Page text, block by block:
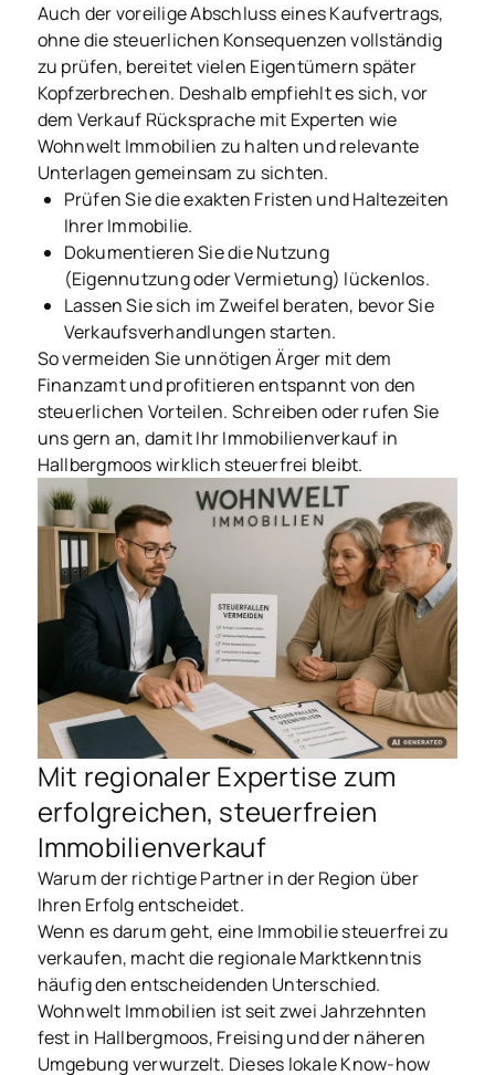
Auch der voreilige Abschluss eines Kaufvertrags,
ohne die steuerlichen Konsequenzen vollständig
zu prüfen, bereitet vielen Eigentümern später
Kopfzerbrechen. Deshalb empfiehlt es sich, vor
dem Verkauf Rücksprache mit Experten wie
Wohnwelt Immobilien zu halten und relevante
Unterlagen gemeinsam zu sichten.
Prüfen Sie die exakten Fristen und Haltezeiten
Ihrer Immobilie.
Dokumentieren Sie die Nutzung
(Eigennutzung oder Vermietung) lückenlos.
Lassen Sie sich im Zweifel beraten, bevor Sie
Verkaufsverhandlungen starten.
So vermeiden Sie unnötigen Ärger mit dem
Finanzamt und profitieren entspannt von den
steuerlichen Vorteilen. Schreiben oder rufen Sie
uns gern an, damit Ihr Immobilienverkauf in
Hallbergmoos wirklich steuerfrei bleibt.
Mit regionaler Expertise zum
erfolgreichen, steuerfreien
Immobilienverkauf
Warum der richtige Partner in der Region über
Ihren Erfolg entscheidet.
Wenn es darum geht, eine Immobilie steuerfrei zu
verkaufen, macht die regionale Marktkenntnis
häufig den entscheidenden Unterschied.
Wohnwelt Immobilien ist seit zwei Jahrzehnten
fest in Hallbergmoos, Freising und der näheren
Umgebung verwurzelt. Dieses lokale Know-how